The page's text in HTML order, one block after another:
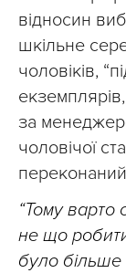
відносин
шкільне
чоловіків,
за
чоловічої
“Тому варто
не що
було більше